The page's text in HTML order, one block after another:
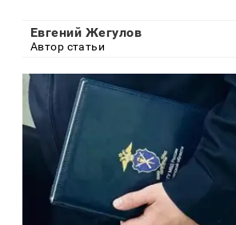
Евгений Жегулов
Автор статьи